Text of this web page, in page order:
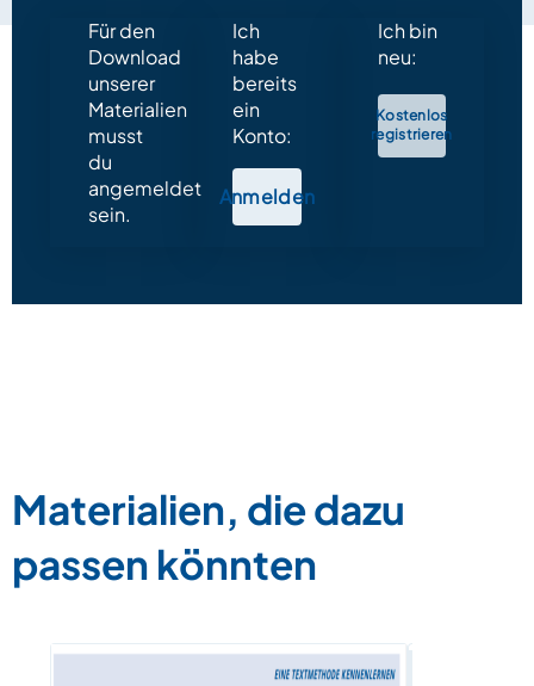
Für den
Download
unserer
Materialien
musst
du
angemeldet
sein.
Ich
habe
bereits
ein
Konto:
Anmelden
Ich bin
neu:
Kostenlos
registrieren
Materialien, die dazu
passen könnten